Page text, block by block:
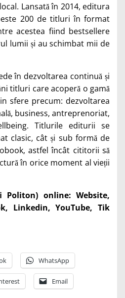
Lansată în 2014, editura
200 de titluri în format
acestea fiind bestsellere
lumii și au schimbat mii de
în dezvoltarea continuă și
titluri care acoperă o gamă
sfere precum: dezvoltarea
business, antreprenoriat,
Titlurile editurii se
clasic, cât și sub formă de
astfel încât cititorii să
în orice moment al vieții
Politon) online: Website,
, Linkedin,YouTube, Tik
WhatsApp
Email